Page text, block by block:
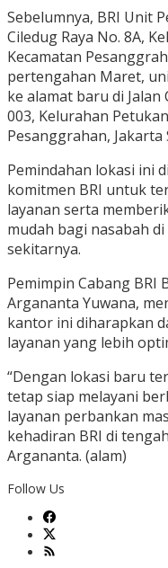
Sebelumnya, BRI Unit
Ciledug Raya No. 8A,
Kecamatan
pertengahan Maret,
ke alamat baru di Jalan
003, Kelurahan
Pesanggrahan, Jakarta
Pemindahan lokasi ini
komitmen BRI untuk
layanan serta
mudah bagi nasabah
sekitarnya.
Pemimpin Cabang BRI
Argananta Yuwana,
kantor ini diharapkan
layanan yang lebih
“Dengan lokasi baru
tetap siap melayani
layanan perbankan
kehadiran BRI di
Argananta. (alam)
Follow Us